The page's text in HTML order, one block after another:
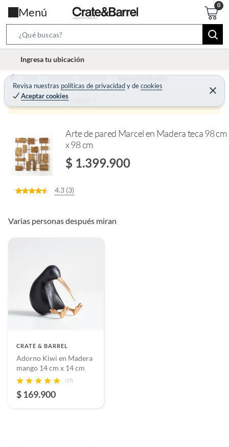
Menú
e
r
c
B
r
t
Ingresa tu ubicación
Revisa nuestras políticas de privacidadydecookies
Aceptar cookies
C
e
r
Home Decohogar - Decoración Decoración de muro
Producto sin stock :(
Arte de pared Marcel en Madera teca 98 cm
x 98 cm
$ 1.399.900
4.3 (3)
Varias personas después miran
CRATE & BARREL
Adorno Kiwi en Madera
mango 14 cm x 14 cm
(17)
$ 169.900